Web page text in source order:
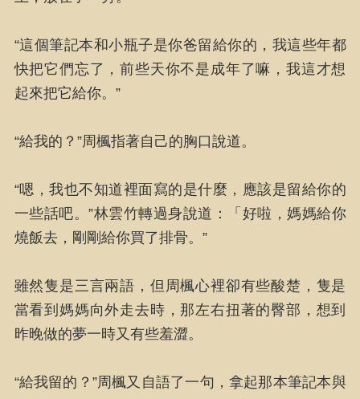
“這個筆記本和小瓶子是你爸留給你的，我這些年都
快把它們忘了，前些天你不是成年了嘛，我這才想
起來把它給你。”
“給我的？”周楓指著自己的胸口說道。
“嗯，我也不知道裡面寫的是什麼，應該是留給你的
一些話吧。”林雲竹轉過身說道：「好啦，媽媽給你
燒飯去，剛剛給你買了排骨。”
雖然隻是三言兩語，但周楓心裡卻有些酸楚，隻是
當看到媽媽向外走去時，那左右扭著的臀部，想到
昨晚做的夢一時又有些羞澀。
“給我留的？”周楓又自語了一句，拿起那本筆記本與